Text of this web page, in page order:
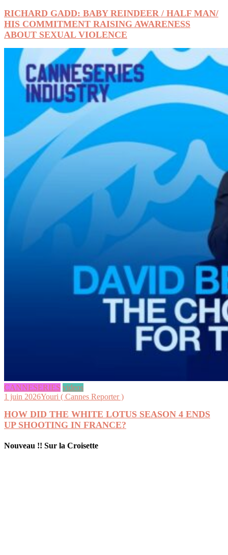
RICHARD GADD: BABY REINDEER / HALF MAN/
HIS COMMITMENT RAISING AWARENESS
ABOUT SEXUAL VIOLENCE
CANNESERIES videos
1 juin 2026Youri ( Cannes Reporter )
HOW DID THE WHITE LOTUS SEASON 4 ENDS
UP SHOOTING IN FRANCE?
Nouveau !! Sur la Croisette